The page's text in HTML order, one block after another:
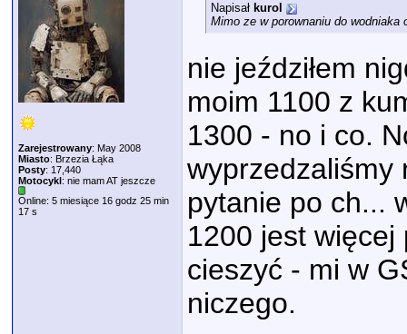
Zarejestrowany: May 2008
Miasto: Brzezia Łąka
Posty: 17,440
Motocykl: nie mam AT jeszcze
Online: 5 miesiące 16 godz 25 min
17 s
Napisał kurol
Mimo ze w porownaniu do
nie jeździłem
moim 1100 z
1300 - no i co.
wyprzedzaliśmy
pytanie po ch...
1200 jest więcej
cieszyć - mi w
niczego.